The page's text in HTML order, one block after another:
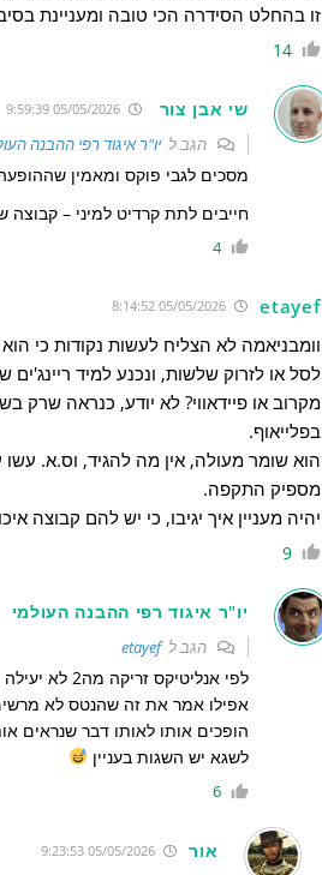
זו בהחלט הסידרה הכי טובה ומעניינת
14
שי אבן צור 05/05/2026 9:59:39
הגב ליו"ר איגוד רפי ההבנה
מסכים לגבי פוקס ומאמין
חייבים לתת קרדיט למיני –
4
etayef
וומבניאמה לא הצליח לעשות נקודות כי
לסל או לזרוק שלשות, ונכנע למיד
בפלייאוף.
הוא שומר מעולה, אין מה להגיד, וס.א.
מספיק התקפה.
יהיה מעניין איך יגיבו, כי יש להם קבוצה
9
יו"ר איגוד רפי ההבנה העולמי
הגב לetayef
לפי
אפילו אמר את זה שהנטס לא מרשים
הופכים אותו לאותו דבר שנראים
לשגא יש השגות בעניין
6
אור